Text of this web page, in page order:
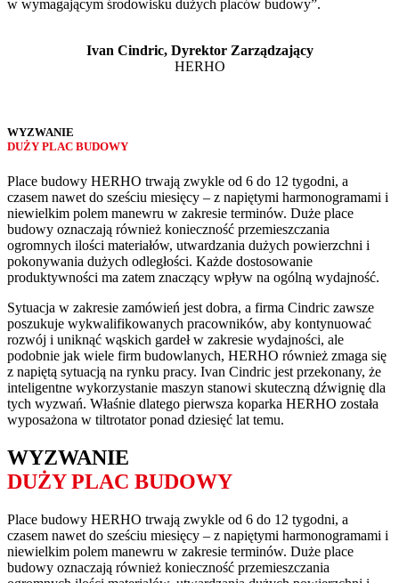
w wymagającym środowisku dużych placów budowy”.
Ivan Cindric, Dyrektor Zarządzający
HERHO
WYZWANIE
DUŻY PLAC BUDOWY
Place budowy HERHO trwają zwykle od 6 do 12 tygodni, a
czasem nawet do sześciu miesięcy – z napiętymi harmonogramami i
niewielkim polem manewru w zakresie terminów. Duże place
budowy oznaczają również konieczność przemieszczania
ogromnych ilości materiałów, utwardzania dużych powierzchni i
pokonywania dużych odległości. Każde dostosowanie
produktywności ma zatem znaczący wpływ na ogólną wydajność.
Sytuacja w zakresie zamówień jest dobra, a firma Cindric zawsze
poszukuje wykwalifikowanych pracowników, aby kontynuować
rozwój i uniknąć wąskich gardeł w zakresie wydajności, ale
podobnie jak wiele firm budowlanych, HERHO również zmaga się
z napiętą sytuacją na rynku pracy. Ivan Cindric jest przekonany, że
inteligentne wykorzystanie maszyn stanowi skuteczną dźwignię dla
tych wyzwań. Właśnie dlatego pierwsza koparka HERHO została
wyposażona w tiltrotator ponad dziesięć lat temu.
WYZWANIE
DUŻY PLAC BUDOWY
Place budowy HERHO trwają zwykle od 6 do 12 tygodni, a
czasem nawet do sześciu miesięcy – z napiętymi harmonogramami i
niewielkim polem manewru w zakresie terminów. Duże place
budowy oznaczają również konieczność przemieszczania